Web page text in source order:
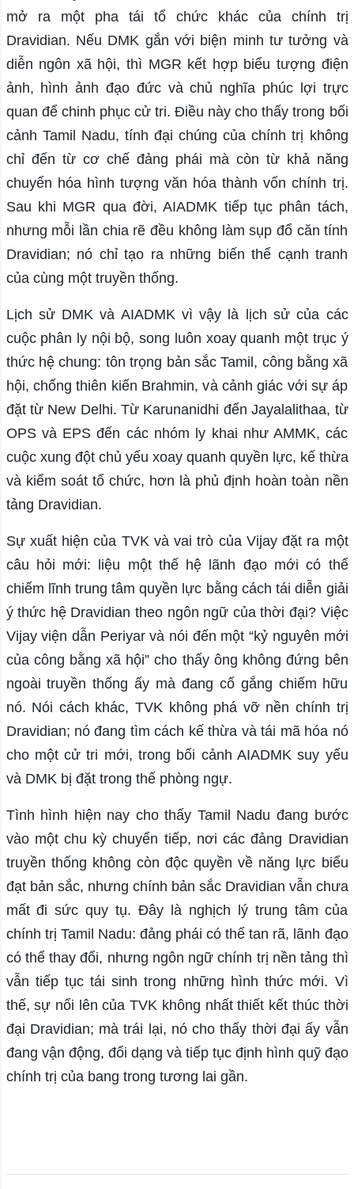
mở ra một pha tái tổ chức khác của chính trị
Dravidian. Nếu DMK gắn với biện minh tư tưởng và
diễn ngôn xã hội, thì MGR kết hợp biểu tượng điện
ảnh, hình ảnh đạo đức và chủ nghĩa phúc lợi trực
quan để chinh phục cử tri. Điều này cho thấy trong bối
cảnh Tamil Nadu, tính đại chúng của chính trị không
chỉ đến từ cơ chế đảng phái mà còn từ khả năng
chuyển hóa hình tượng văn hóa thành vốn chính trị.
Sau khi MGR qua đời, AIADMK tiếp tục phân tách,
nhưng mỗi lần chia rẽ đều không làm sụp đổ căn tính
Dravidian; nó chỉ tạo ra những biến thể cạnh tranh
của cùng một truyền thống.
Lịch sử DMK và AIADMK vì vậy là lịch sử của các
cuộc phân ly nội bộ, song luôn xoay quanh một trục ý
thức hệ chung: tôn trọng bản sắc Tamil, công bằng xã
hội, chống thiên kiến Brahmin, và cảnh giác với sự áp
đặt từ New Delhi. Từ Karunanidhi đến Jayalalithaa, từ
OPS và EPS đến các nhóm ly khai như AMMK, các
cuộc xung đột chủ yếu xoay quanh quyền lực, kế thừa
và kiểm soát tổ chức, hơn là phủ định hoàn toàn nền
tảng Dravidian.
Sự xuất hiện của TVK và vai trò của Vijay đặt ra một
câu hỏi mới: liệu một thế hệ lãnh đạo mới có thể
chiếm lĩnh trung tâm quyền lực bằng cách tái diễn giải
ý thức hệ Dravidian theo ngôn ngữ của thời đại? Việc
Vijay viện dẫn Periyar và nói đến một “kỷ nguyên mới
của công bằng xã hội” cho thấy ông không đứng bên
ngoài truyền thống ấy mà đang cố gắng chiếm hữu
nó. Nói cách khác, TVK không phá vỡ nền chính trị
Dravidian; nó đang tìm cách kế thừa và tái mã hóa nó
cho một cử tri mới, trong bối cảnh AIADMK suy yếu
và DMK bị đặt trong thế phòng ngự.
Tình hình hiện nay cho thấy Tamil Nadu đang bước
vào một chu kỳ chuyển tiếp, nơi các đảng Dravidian
truyền thống không còn độc quyền về năng lực biểu
đạt bản sắc, nhưng chính bản sắc Dravidian vẫn chưa
mất đi sức quy tụ. Đây là nghịch lý trung tâm của
chính trị Tamil Nadu: đảng phái có thể tan rã, lãnh đạo
có thể thay đổi, nhưng ngôn ngữ chính trị nền tảng thì
vẫn tiếp tục tái sinh trong những hình thức mới. Vì
thế, sự nổi lên của TVK không nhất thiết kết thúc thời
đại Dravidian; mà trái lại, nó cho thấy thời đại ấy vẫn
đang vận động, đổi dạng và tiếp tục định hình quỹ đạo
chính trị của bang trong tương lai gần.